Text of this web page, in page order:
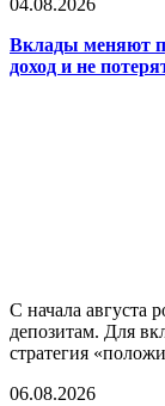
Вклады меняют
доход и не
С начала августа
депозитам. Для
стратегия
06.08.2026